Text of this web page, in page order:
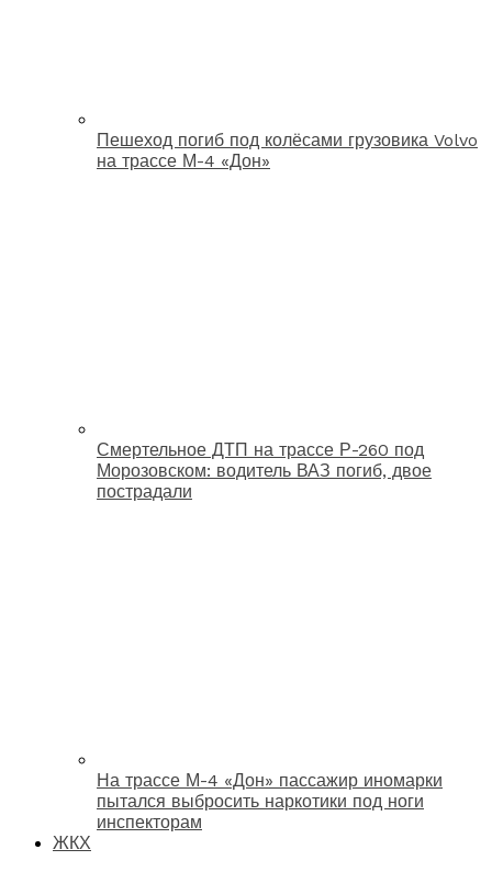
Пешеход погиб под колёсами грузовика Volvo
на трассе М-4 «Дон»
Смертельное ДТП на трассе Р-260 под
Морозовском: водитель ВАЗ погиб, двое
пострадали
На трассе М-4 «Дон» пассажир иномарки
пытался выбросить наркотики под ноги
инспекторам
ЖКХ